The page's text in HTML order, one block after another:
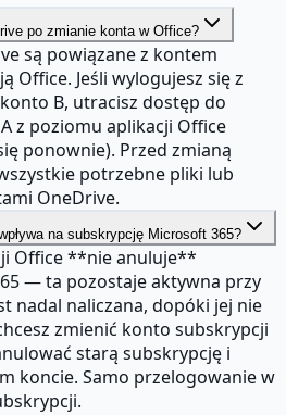
po zmianie konta w Office?
są powiązane z kontem
Office. Jeśli wylogujesz się z
B, utracisz dostęp do
z poziomu aplikacji Office
ponownie). Przed zmianą
potrzebne pliki lub
OneDrive.
na subskrypcję Microsoft 365?
Office **nie anuluje**
— ta pozostaje aktywna przy
nadal naliczana, dopóki jej nie
zmienić konto subskrypcji
starą subskrypcję i
koncie. Samo przelogowanie w